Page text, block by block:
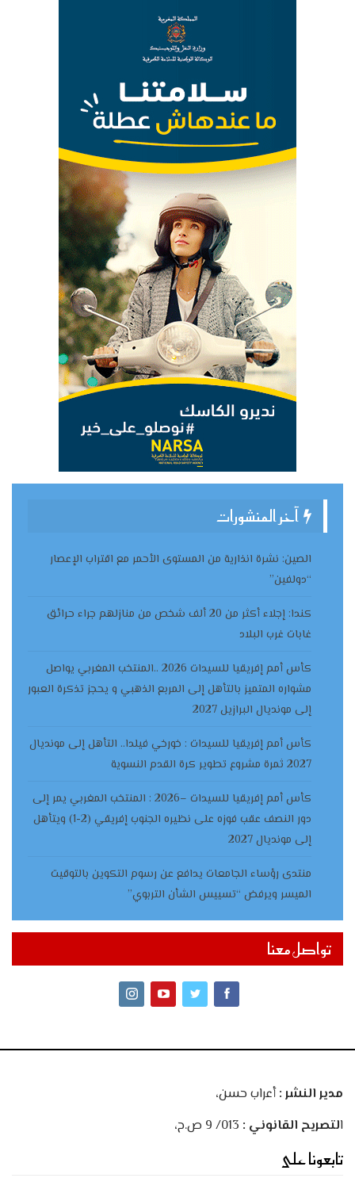
آخر المنشورات
الصين: نشرة انذارية من المستوى الأحمر مع اقتراب الإعصار
“دولفين”
كندا: إجلاء أكثر من 20 ألف شخص من منازلهم جراء حرائق
غابات غرب البلاد
كأس أمم إفريقيا للسيدات 2026 ..المنتخب المغربي يواصل
مشواره المتميز بالتأهل إلى المربع الذهبي و يحجز تذكرة العبور
إلى مونديال البرازيل 2027
كأس أمم إفريقيا للسيدات : خورخي فيلدا.. التأهل إلى مونديال
2027 ثمرة مشروع تطوير كرة القدم النسوية
كأس أمم إفريقيا للسيدات –2026 : المنتخب المغربي يمر إلى
دور النصف عقب فوزه على نظيره الجنوب إفريقي (2-1) ويتأهل
إلى مونديال 2027
منتدى رؤساء الجامعات يدافع عن رسوم التكوين بالتوقيت
الميسر ويرفض “تسييس الشأن التربوي”
تواصل معنا
مدير النشر :أعراب حسن،
التصريح القانوني :
تابعونا على